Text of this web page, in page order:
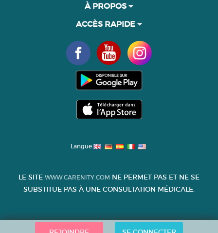
À PROPOS
ACCÈS RAPIDE
Langue
LE SITE WWW.CARENITY.COM NE PERMET PAS ET NE SE
SUBSTITUE PAS À UNE CONSULTATION MÉDICALE.